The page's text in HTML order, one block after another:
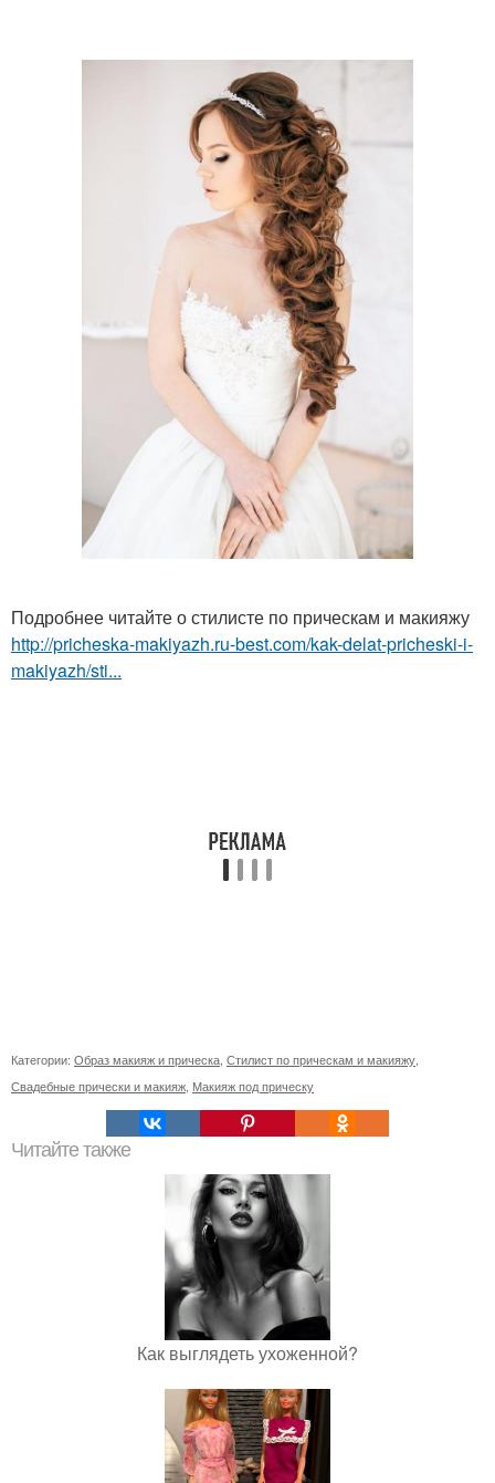
Подробнее читайте о стилисте по прическам и макияжу
http://pricheska-makiyazh.ru-best.com/kak-delat-pricheski-i-
makiyazh/sti...
Категории: Образ макияж и прическа Стилист по прическам и макияжу
Свадебные прически и макияж Макияж под прическу
Читайте также
Как выглядеть ухоженной?